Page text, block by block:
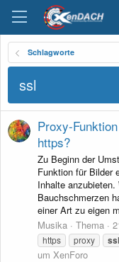
Schlagworte
ssl
Proxy-
https?
Zu Beginn der
Funktion für Bilder
Inhalte
Bauchschmerzen
einer Art zu eigen
Musika
Thema
https
proxy ssl
um XenForo